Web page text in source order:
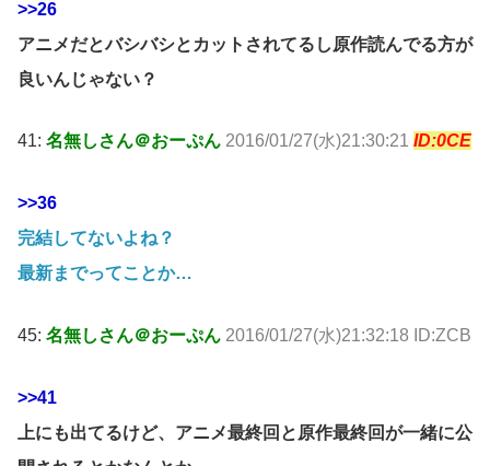
>>26
アニメだとバシバシとカットされてるし原作読んでる方が
良いんじゃない？
41: 名無しさん＠おーぷん 2016/01/27(水)21:30:21 ID:0CE
>>36
完結してないよね？
最新までってことか…
45: 名無しさん＠おーぷん 2016/01/27(水)21:32:18 ID:ZCB
>>41
上にも出てるけど、アニメ最終回と原作最終回が一緒に公